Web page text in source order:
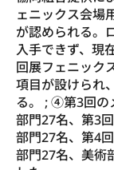
ェニックス会場
が認められる。
入手できず、現
回展フェニック
項目が設けられ
る。 ; ④第3回の
部門27名、第3
部門27名、第4
部門27名、美術